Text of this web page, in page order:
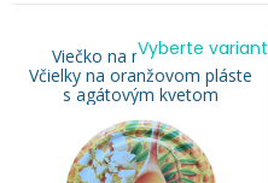
Viečko na med TO 82 -
Včielky na oranžovom pláste
s agátovým kvetom
Vyberte variant